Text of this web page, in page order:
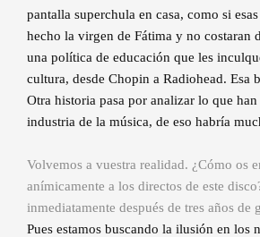
pantalla superchula en casa, como si
hecho la virgen de Fátima y no costaran
una política de educación que les
cultura, desde Chopin a Radiohead. Esa
Otra historia pasa por analizar lo que
industria de la música, de eso habría
Volvemos a vuestra realidad. ¿Cómo os
anímicamente a los directos de este
inmediatamente después de tres años de
Pues estamos buscando la ilusión en los